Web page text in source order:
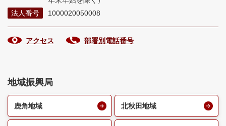
法人番号
1000020050008
アクセス 部署別電話番号
地域振興局
鹿角地域 北秋田地域